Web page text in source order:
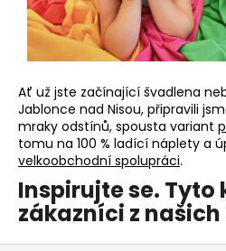
Ať už jste začínající švadlena
Jablonce nad Nisou, připravili
mraky odstínů, spousta variant
tomu na 100 % ladící náplety a
velkoobchodní spolupráci.
Inspirujte se. Tyto
zákazníci z